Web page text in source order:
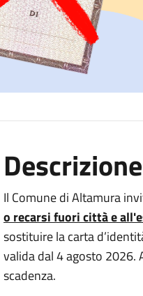
Descrizione
Il Comune di Altamura
o recarsi fuori città e
sostituire la carta
valida dal 4 agosto 2026.
scadenza.